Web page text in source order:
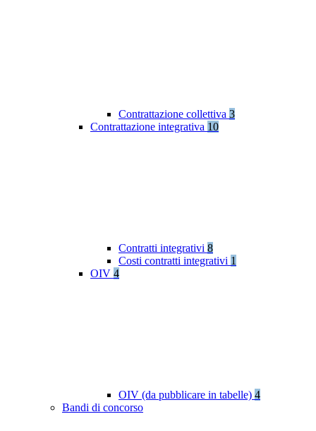
Contrattazione collettiva 3
Contrattazione integrativa 10
Contratti integrativi 8
Costi contratti integrativi 1
OIV 4
OIV (da pubblicare in tabelle) 4
Bandi di concorso